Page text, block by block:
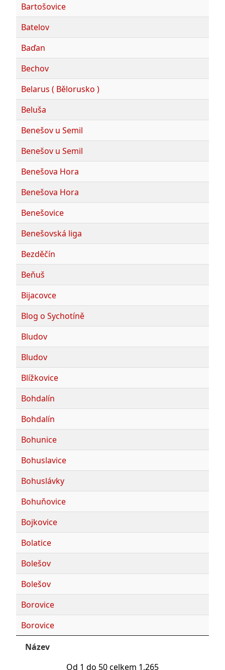
Bartošovice
Batelov
Baďan
Bechov
Belarus ( Bělorusko )
Beluša
Benešov u Semil
Benešov u Semil
Benešova Hora
Benešova Hora
Benešovice
Benešovská liga
Bezděčín
Beňuš
Bijacovce
Blog o Sychotíně
Bludov
Bludov
Blížkovice
Bohdalín
Bohdalín
Bohunice
Bohuslavice
Bohuslávky
Bohuňovice
Bojkovice
Bolatice
Bolešov
Bolešov
Borovice
Borovice
Název
Od 1 do 50 celkem 1,265